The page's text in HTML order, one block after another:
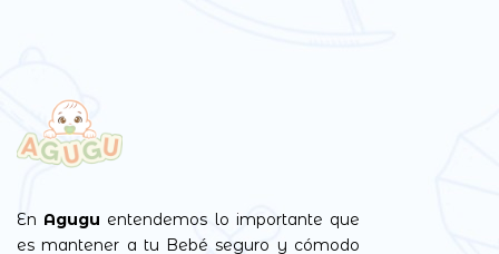
En Agugu entendemos lo importante que
es mantener a tu Bebé seguro y cómodo